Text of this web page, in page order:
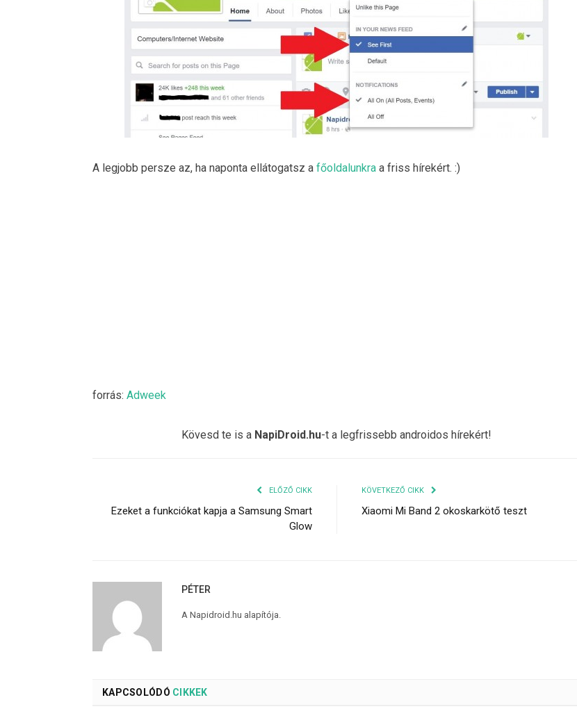
A legjobb persze az, ha naponta ellátogatsz a főoldalunkra a friss hírekért. :)
forrás: Adweek
Kövesd te is a NapiDroid.hu-t a legfrissebb androidos hírekért!
ELŐZŐ CIKK
Ezeket a funkciókat kapja a Samsung Smart
Glow
KÖVETKEZŐ CIKK
Xiaomi Mi Band 2 okoskarkötő teszt
PÉTER
A Napidroid.hu alapítója.
KAPCSOLÓDÓ CIKKEK